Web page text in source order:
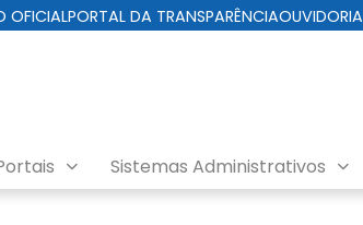
OFICIALPORTAL DA TRANSPARÊNCIAOUVIDORIA
Sistemas Administrativos